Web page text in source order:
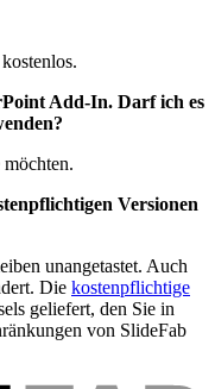
Add-In. Darf ich es
Versionen
unangetastet. Auch
Die kostenpflichtige
geliefert, den Sie in
von SlideFab